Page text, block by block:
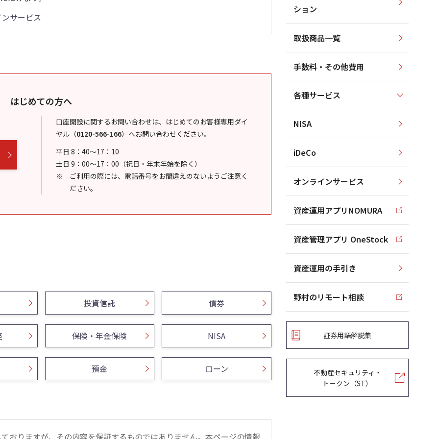
サービス
はじめての方へ
口座開設に関するお問い合わせは、はじめてのお客様専用ダイ
ヤル （0120-566-166） へお問い合わせください。
平日 8：40～17：10
土日 9：00～17：00（祝日・年末年始を除く）
ご利用の際には、電話番号をお間違えのないようご注意く
ださい。
投資信託 債券
保険・年金保険 NISA
預金 ローン
おりますが、その内容を保証するものではありません。本ページの情報
ション
取扱商品一覧
手数料・その他費用
各種サービス
NISA
iDeCo
オンラインサービス
資産運用アプリNOMURA
資産管理アプリ OneStock
資産運用の手引き
野村のリモート相談
証券用語解説集
不動産セキュリティ・
トークン（ST）